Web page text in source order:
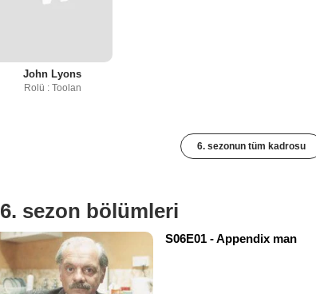
John Lyons
Rolü : Toolan
6. sezonun tüm kadrosu
6. sezon bölümleri
S06E01 - Appendix man